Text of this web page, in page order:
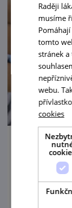
ty
Raději
musíme
tomto
stránek a
webu.
cookies